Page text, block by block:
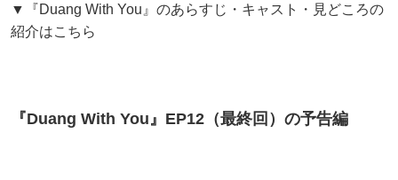
▼『Duang With You』のあらすじ・キャスト・見どころの
紹介はこちら
『Duang With You』EP12（最終回）の予告編